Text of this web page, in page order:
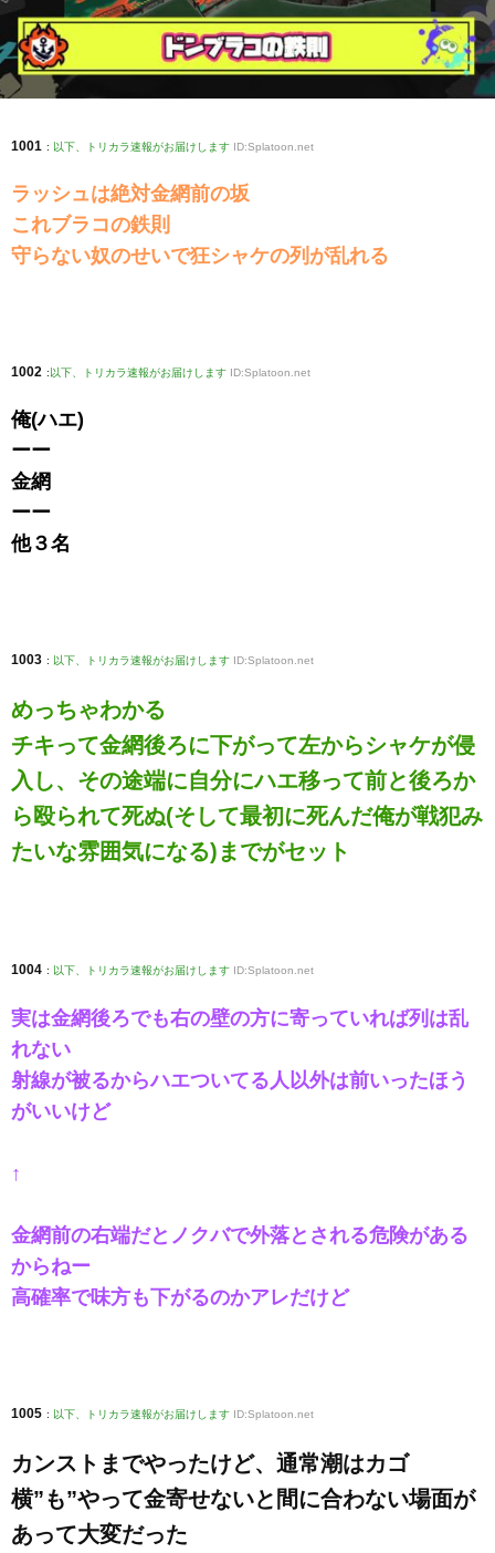
1001 : 以下、トリカラ速報がお届けします ID:Splatoon.net
ラッシュは絶対金網前の坂
これブラコの鉄則
守らない奴のせいで狂シャケの列が乱れる
1002 : 以下、トリカラ速報がお届けします ID:Splatoon.net
俺(ハエ)
ーー
金網
ーー
他３名
1003 : 以下、トリカラ速報がお届けします ID:Splatoon.net
めっちゃわかる
チキって金網後ろに下がって左からシャケが侵
入し、その途端に自分にハエ移って前と後ろか
ら殴られて死ぬ(そして最初に死んだ俺が戦犯み
たいな雰囲気になる)までがセット
1004 : 以下、トリカラ速報がお届けします ID:Splatoon.net
実は金網後ろでも右の壁の方に寄っていれば列は乱
れない
射線が被るからハエついてる人以外は前いったほう
がいいけど
↑
金網前の右端だとノクバで外落とされる危険がある
からねー
高確率で味方も下がるのかアレだけど
1005 : 以下、トリカラ速報がお届けします ID:Splatoon.net
カンストまでやったけど、通常潮はカゴ
横”も”やって金寄せないと間に合わない場面が
あって大変だった